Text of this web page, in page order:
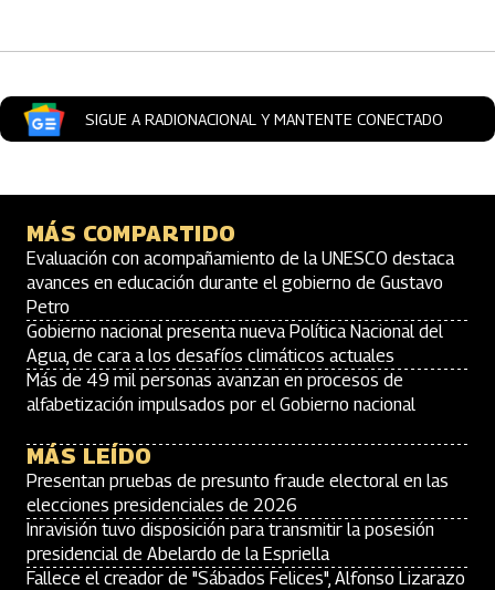
SIGUE A RADIONACIONAL Y MANTENTE CONECTADO
MÁS COMPARTIDO
Evaluación con acompañamiento de la UNESCO destaca
avances en educación durante el gobierno de Gustavo
Petro
Gobierno nacional presenta nueva Política Nacional del
Agua, de cara a los desafíos climáticos actuales
Más de 49 mil personas avanzan en procesos de
alfabetización impulsados por el Gobierno nacional
MÁS LEÍDO
Presentan pruebas de presunto fraude electoral en las
elecciones presidenciales de 2026
Inravisión tuvo disposición para transmitir la posesión
presidencial de Abelardo de la Espriella
Fallece el creador de "Sábados Felices", Alfonso Lizarazo